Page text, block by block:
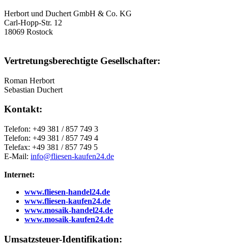
Herbort und Duchert GmbH & Co. KG
Carl-Hopp-Str. 12
18069 Rostock
Vertretungsberechtigte Gesellschafter:
Roman Herbort
Sebastian Duchert
Kontakt:
Telefon: +49 381 / 857 749 3
Telefon: +49 381 / 857 749 4
Telefax: +49 381 / 857 749 5
E-Mail: info@fliesen-kaufen24.de
Internet:
www.fliesen-handel24.de
www.fliesen-kaufen24.de
www.mosaik-handel24.de
www.mosaik-kaufen24.de
Umsatzsteuer-Identifikation: